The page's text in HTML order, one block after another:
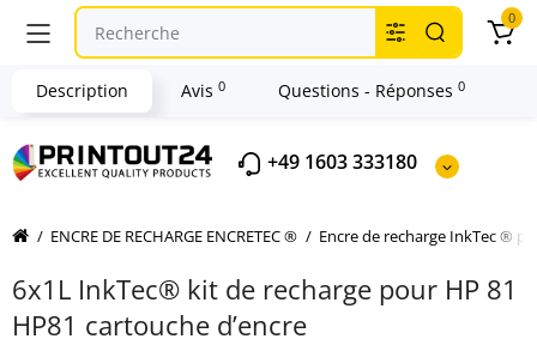
+49 1603 333180
0
ENCRE DE RECHARGE ENCRETEC ® Encre de recharge InkTec ®
6x1L InkTec® kit de recharge pour HP 81
HP81 cartouche d’encre
Description Avis 0 Questions - Réponses 0